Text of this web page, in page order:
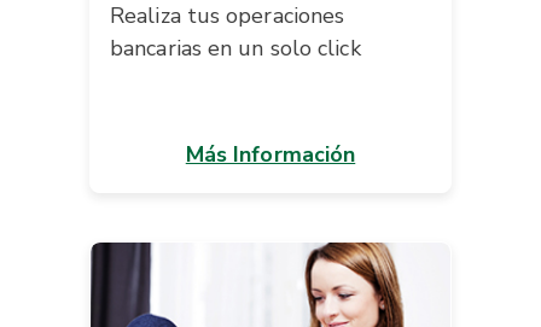
Realiza tus operaciones
bancarias en un solo click
Más Información